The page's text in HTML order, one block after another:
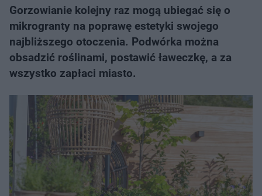
Gorzowianie kolejny raz mogą ubiegać się o
mikrogranty na poprawę estetyki swojego
najbliższego otoczenia. Podwórka można
obsadzić roślinami, postawić ławeczkę, a za
wszystko zapłaci miasto.